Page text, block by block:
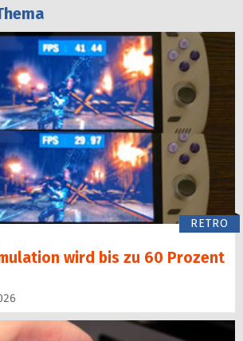
RETRO
wird bis zu 60 Prozent